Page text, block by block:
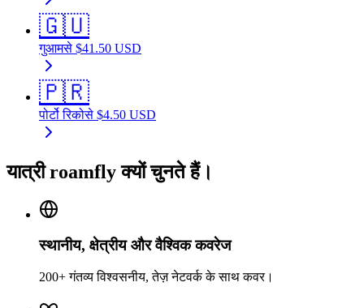
🇬🇺
गुआमसे $41.50 USD
🇵🇷
पोर्टो रिकोसे $4.50 USD
यात्री roamfly क्यों चुनते हैं।
स्थानीय, क्षेत्रीय और वैश्विक कवरेज
200+ गंतव्य विश्वसनीय, तेज़ नेटवर्क के साथ कवर।